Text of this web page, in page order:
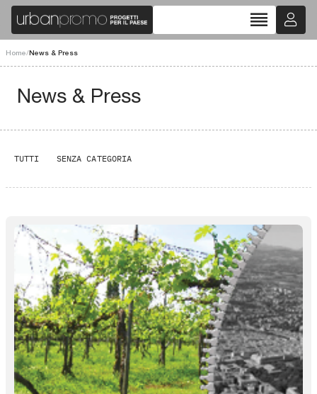
reorder
Home/News & Press
News & Press
TUTTI SENZA CATEGORIA